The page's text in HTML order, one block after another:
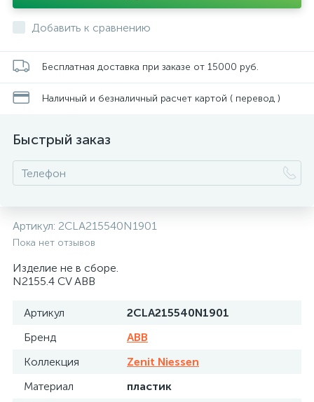
Добавить к сравнению
Бесплатная доставка при заказе от 15000 руб.
Наличный и безналичный расчет картой ( перевод )
Быстрый заказ
Артикул: 2CLA215540N1901
Пока нет отзывов
Изделие не в сборе.
N2155.4 CV ABB
Артикул
2CLA215540N1901
Бренд
ABB
Коллекция
Zenit Niessen
Материал
пластик